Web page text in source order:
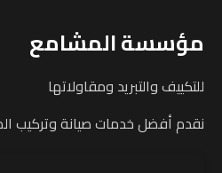
مؤسسة المشامع
للتكييف والتبريد ومقاولاتها
نقدم أفضل خدمات صيانة وتركيب